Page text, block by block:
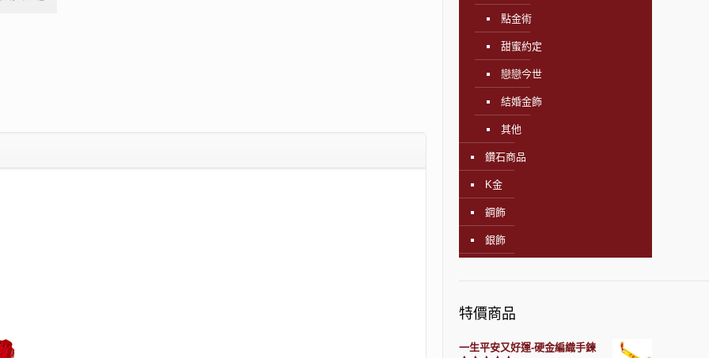
點金術
甜蜜約定
戀戀今世
結婚金飾
其他
鑽石商品
K金
鋼飾
銀飾
特價商品
一生平安又好運-硬金編織手鍊